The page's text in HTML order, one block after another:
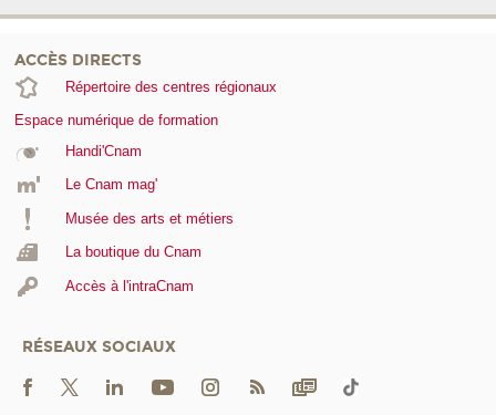
ACCÈS DIRECTS
Répertoire des centres régionaux
Espace numérique de formation
Handi'Cnam
Le Cnam mag'
Musée des arts et métiers
La boutique du Cnam
Accès à l'intraCnam
RÉSEAUX SOCIAUX